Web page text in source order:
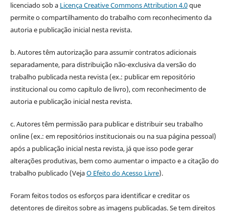
licenciado sob a Licença Creative Commons Attribution 4.0que
permite o compartilhamento do trabalho com reconhecimento da
autoria e publicação inicial nesta revista.
b. Autores têm autorização para assumir contratos adicionais
separadamente, para distribuição não-exclusiva da versão do
trabalho publicada nesta revista (ex.: publicar em repositório
institucional ou como capítulo de livro), com reconhecimento de
autoria e publicação inicial nesta revista.
c. Autores têm permissão para publicar e distribuir seu trabalho
online (ex.: em repositórios institucionais ou na sua página pessoal)
após a publicação inicial nesta revista, já que isso pode gerar
alterações produtivas, bem como aumentar o impacto e a citação do
trabalho publicado (VejaO Efeito do Acesso Livre).
Foram feitos todos os esforços para identificar e creditar os
detentores de direitos sobre as imagens publicadas. Se tem direitos